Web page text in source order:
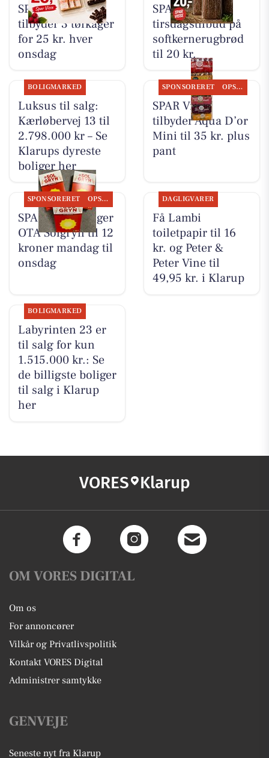
SPAR Visse
tilbyder 3 tørkager
for 25 kr. hver
onsdag
SPAR Visse har
tirsdagstilbud på
softkernerugbrød
til 20 kr.
BOLIGMARKED
Luksus til salg:
Kærløbervej 13 til
2.798.000 kr – Se
Klarups dyreste
boliger her
SPONSORERET OPSLAGSTAVLEN
SPAR Visse
tilbyder Aqua D’or
Mini til 35 kr. plus
pant
SPONSORERET OPSLAGSTAVLEN
SPAR Visse sælger
OTA Solgryn til 12
kroner mandag til
onsdag
DAGLIGVARER
Få Lambi
toiletpapir til 16
kr. og Peter &
Peter Vine til
49,95 kr. i Klarup
BOLIGMARKED
Labyrinten 23 er
til salg for kun
1.515.000 kr.: Se
de billigste boliger
til salg i Klarup
her
VORES Klarup
OM VORES DIGITAL
Om os
For annoncører
Vilkår og Privatlivspolitik
Kontakt VORES Digital
Administrer samtykke
GENVEJE
Seneste nyt fra Klarup